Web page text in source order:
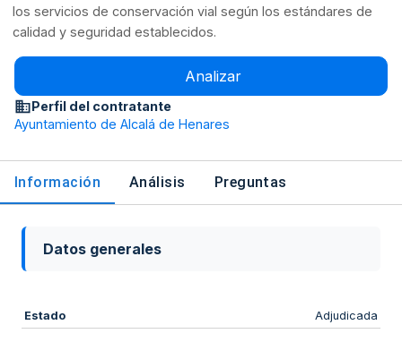
los servicios de conservación vial según los estándares de
calidad y seguridad establecidos.
Analizar
Perfil del contratante
Ayuntamiento de Alcalá de Henares
Información Análisis Preguntas
Datos generales
Estado Adjudicada